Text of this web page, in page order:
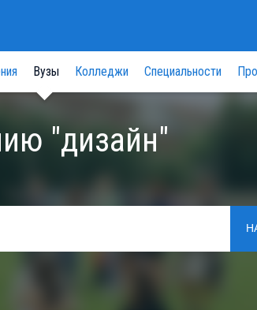
Вузы Колледжи Специальности
"дизайн"